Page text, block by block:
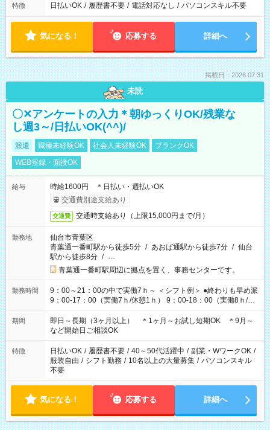
特徴 日払いOK / 履歴書不要 / 電話対応なし / パソコンスキル不要
気になる！ 応募する 詳細へ
掲載日：2026.07.31
未読
〇✕アンケートの入力＊朝ゆっくりOK/残業な
し週3～/日払いOK(^^)/
派遣 職種未経験OK 社会人未経験OK
ブランクOK
WEB登録・面接OK
給与
時給1600円 ＊日払い・週払いOK
交通費別途支給あり
交通費 交通時支給あり（上限15,000円まで/月）
勤務地
仙台市青葉区
青葉通一番町駅から徒歩5分 / あおば通駅から徒歩7分 / 仙台
駅から徒歩8分 / …
青葉通一番町駅周辺に拠点を置く、事務センターです。
勤務時間
9：00～21：00の中で実働7ｈ～ ＜シフト例＞ ●終わりも早め派
9：00-17：00（実働7ｈ/休憩1ｈ） 9：00-18：00（実働8ｈ/休
憩1ｈ） 10：00-19：00（実働8ｈ/休憩1ｈ） ●朝ゆっくり派
11：00-20：00（実働8ｈ/休憩1ｈ） 12：00-20：00（実働7ｈ/
休憩1ｈ） 12：00-21：00（実働8ｈ/休憩1ｈ） 13：00-22：
00（実働8ｈ/休憩1ｈ） ＊時間帯固定OK
期間
即日～長期（3ヶ月以上） ＊1ヶ月～お試し短期OK ＊9月～
など開始日ご相談OK
特徴 日払いOK / 履歴書不要 / 40～50代活躍中 / 副業・WワークOK /
服装自由 / シフト勤務 / 10名以上の大量募集 / パソコンスキル
不要
気になる！ 応募する 詳細へ